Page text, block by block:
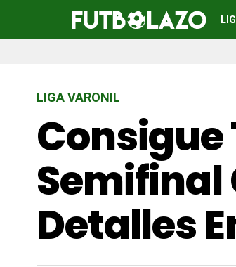
LIGA VARONIL
Consigue
Semifinal
Detalles